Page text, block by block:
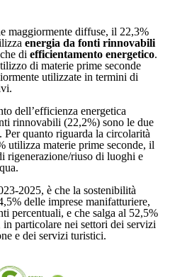
maggiormente diffuse, il 22,3%
energia da fonti rinnovabili
di efficientamento energetico.
di materie prime seconde
utilizzate in termini di
dell’efficienza energetica
rinnovabili (22,2%) sono le due
quanto riguarda la circolarità
utilizza materie prime seconde, il
rigenerazione/riuso di luoghi e
2025, è che la sostenibilità
delle imprese manifatturiere,
percentuali, e che salga al 52,5%
particolare nei settori dei servizi
e dei servizi turistici.